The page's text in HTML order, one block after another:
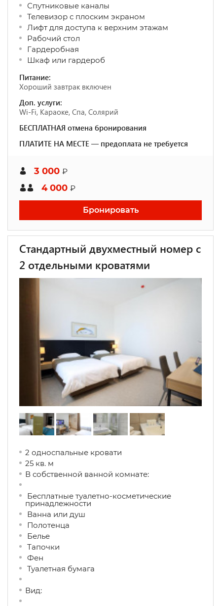
Спутниковые каналы
Телевизор с плоским экраном
Лифт для доступа к верхним этажам
Рабочий стол
Гардеробная
Шкаф или гардероб
Питание:
Хороший завтрак включен
Доп. услуги:
Wi-Fi, Караоке, Спа, Солярий
БЕСПЛАТНАЯ отмена бронирования
ПЛАТИТЕ НА МЕСТЕ — предоплата не требуется
3 000 ₽
4 000 ₽
Бронировать
Стандартный двухместный номер с
2 отдельными кроватями
2 односпальные кровати
25 кв. м
В собственной ванной комнате:
Бесплатные туалетно-косметические
принадлежности
Ванна или душ
Полотенца
Белье
Тапочки
Фен
Туалетная бумага
Вид: